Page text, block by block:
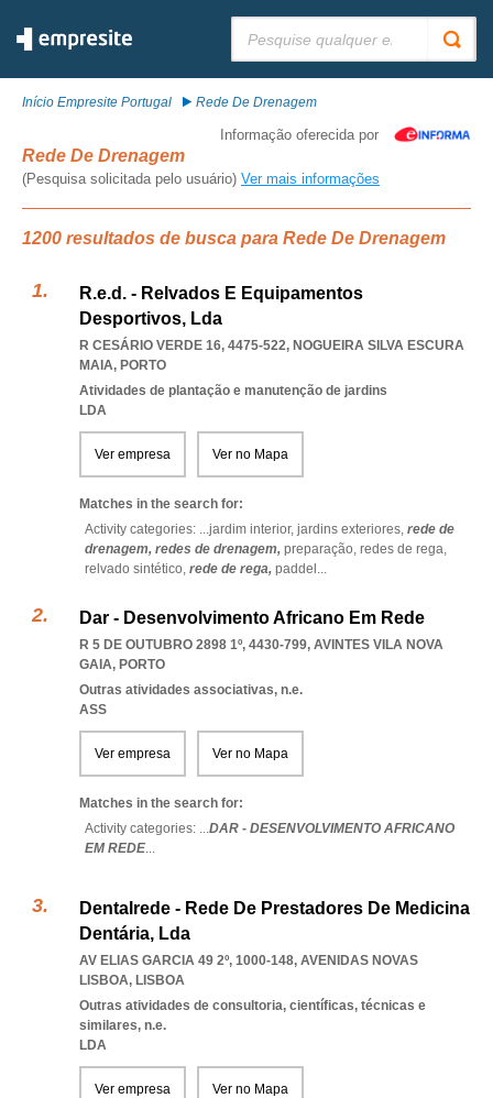
Início Empresite Portugal Rede De Drenagem
Informação oferecida por
Rede De Drenagem
(Pesquisa solicitada pelo usuário) Ver mais informações
1200 resultados de busca para Rede De Drenagem
R.e.d. - Relvados E Equipamentos
Desportivos, Lda
R CESÁRIO VERDE 16, 4475-522, NOGUEIRA SILVA ESCURA
MAIA, PORTO
Atividades de plantação e manutenção de jardins
LDA
Ver empresa Ver no Mapa
Matches in the search for:
Activity categories: ...jardim interior, jardins exteriores, rede de
drenagem, redes de drenagem, preparação, redes de rega,
relvado sintético, rede de rega, paddel ...
Dar - Desenvolvimento Africano Em Rede
R 5 DE OUTUBRO 2898 1º, 4430-799, AVINTES VILA NOVA
GAIA, PORTO
Outras atividades associativas, n.e.
ASS
Ver empresa Ver no Mapa
Matches in the search for:
Activity categories: ...DAR - DESENVOLVIMENTO AFRICANO
EM REDE...
Dentalrede - Rede De Prestadores De Medicina
Dentária, Lda
AV ELIAS GARCIA 49 2º, 1000-148, AVENIDAS NOVAS
LISBOA, LISBOA
Outras atividades de consultoria, científicas, técnicas e
similares, n.e.
LDA
Ver empresa Ver no Mapa